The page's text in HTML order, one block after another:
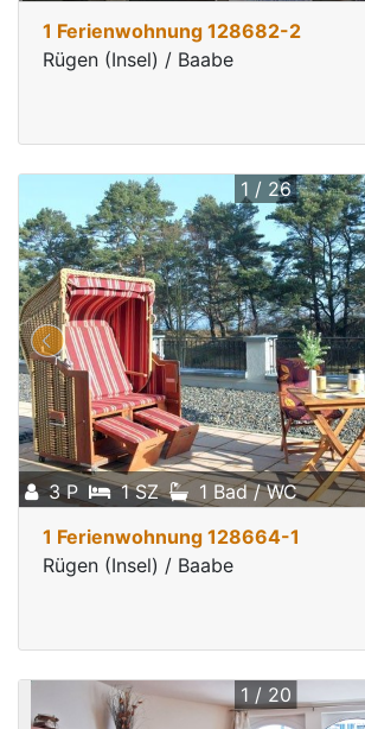
1 Ferienwohnung 128682-2
Rügen (Insel) / Baabe
3 P 1 SZ 1 Bad / WC
1 / 26
1 Ferienwohnung 128664-1
Rügen (Insel) / Baabe
1 / 20